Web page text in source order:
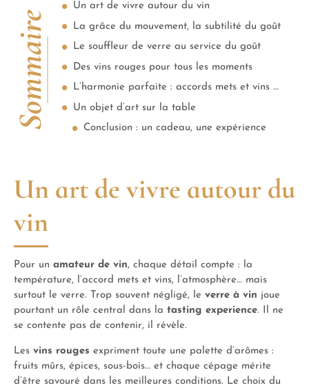
Sommaire
Un art de vivre autour du vin
La grâce du mouvement, la subtilité du goût
Le souffleur de verre au service du goût
Des vins rouges pour tous les moments
L’harmonie parfaite : accords mets et vins rouges
Un objet d’art sur la table
Conclusion : un cadeau, une expérience
Un art de vivre autour du
vin
Pour un amateur de vin, chaque détail compte : la
température, l’accord mets et vins, l’atmosphère… mais
surtout le verre. Trop souvent négligé, le verre à vin joue
pourtant un rôle central dans la tasting experience. Il ne
se contente pas de contenir, il révèle.
Les vins rouges expriment toute une palette d’arômes :
fruits mûrs, épices, sous-bois… et chaque cépage mérite
d’être savouré dans les meilleures conditions. Le choix du